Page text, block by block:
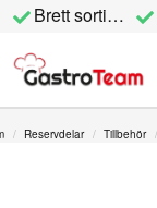
Brett sortiment
Reservdelar Tillbehör